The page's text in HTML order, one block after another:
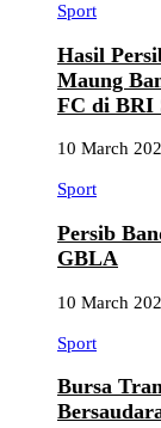
Sport
Hasil
Maung
FC di BRI
10 March
Sport
Persib
GBLA
10 March
Sport
Bursa